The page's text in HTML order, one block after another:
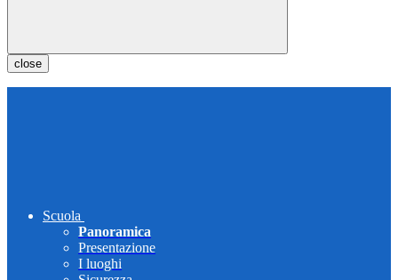
close
Scuola
Panoramica
Presentazione
I luoghi